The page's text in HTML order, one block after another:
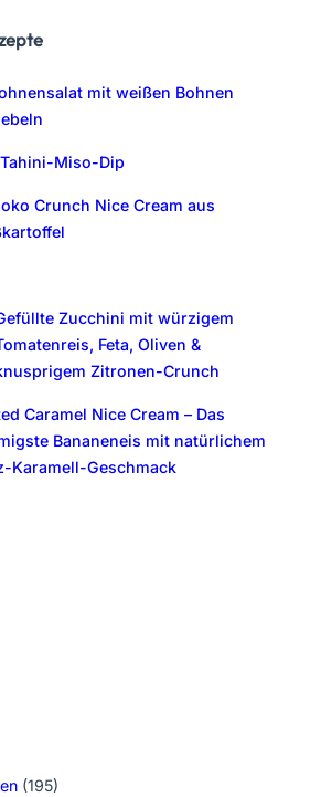
mit weißen Bohnen
Miso-Dip
Crunch Nice Cream aus
Zucchini mit würzigem
Feta, Oliven &
Zitronen-Crunch
Caramel Nice Cream – Das
Bananeneis mit natürlichem
Karamell-Geschmack
(195)